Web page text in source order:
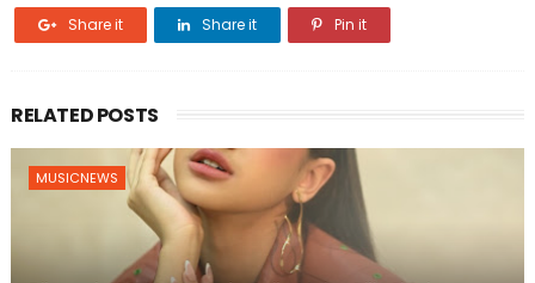
Share it Share it Pin it
RELATED POSTS
MUSICNEWS